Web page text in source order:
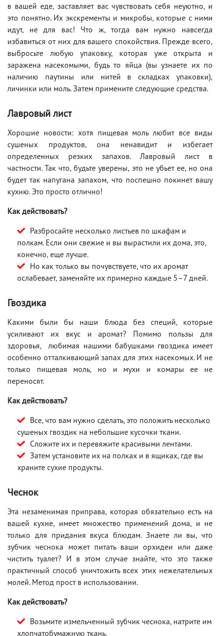
в вашей еде, заставляет вас чувствовать себя неуютно, и
это понятно. Их экскременты и микробы, которые с ними
идут, не для вас! Что ж, тогда вам нужно навсегда
избавиться от них для вашего спокойствия. Прежде всего,
выбросьте любую упаковку, которая уже открыта и
заражена насекомыми, будь то яйца (вы узнаете их по
наличию паутины или нитей в складках упаковки),
личинки или моль. Затем примените следующие средства.
Лавровый лист
Хорошие новости: хотя пищевая моль любит все виды
сушеных продуктов, она ненавидит и избегает
определенных резких запахов. Лавровый лист в
частности. Так что, будьте уверены, это не убьет ее, но она
будет так напугана запахом, что поспешно покинет вашу
кухню. Это просто отлично!
Как действовать?
Разбросайте несколько листьев по шкафам и
полкам. Если они свежие и вы вырастили их дома, это,
конечно, еще лучше.
Но как только вы почувствуете, что их аромат
ослабевает, заменяйте их примерно каждые 5–7 дней.
Гвоздика
Какими были бы наши блюда без специй, которые
усиливают их вкус и аромат? Помимо пользы для
здоровья, любимая нашими бабушками гвоздика имеет
особенно отталкивающий запах для этих насекомых. И не
только пищевая моль, но и мухи и комары ее не
переносят.
Как действовать?
Все, что вам нужно сделать, это положить несколько
сушеных гвоздик на небольшие кусочки ткани.
Сложите их и перевяжите красивыми лентами.
Затем установите их на полках и в ящиках, где вы
храните сухие продукты.
Чеснок
Эта незаменимая приправа, которая обязательно есть на
вашей кухне, имеет множество применений дома, и не
только для придания вкуса блюдам. Знаете ли вы, что
зубчик чеснока может питать ваши орхидеи или даже
чистить туалет? И в этом случае знайте, что это также
практичный способ уничтожить всех этих нежелательных
молей. Метод прост в использовании.
Как действовать?
Возьмите измельченный зубчик чеснока, натрите им
хлопчатобумажную ткань,